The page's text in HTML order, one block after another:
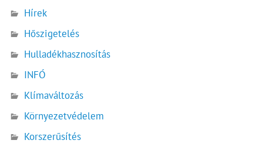
Hírek
Hőszigetelés
Hulladékhasznosítás
INFÓ
Klímaváltozás
Környezetvédelem
Korszerűsítés